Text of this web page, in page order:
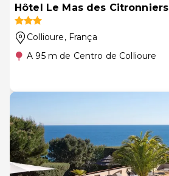
Hôtel Le Mas des Citronniers
Collioure, França
A 95 m de Centro de Collioure